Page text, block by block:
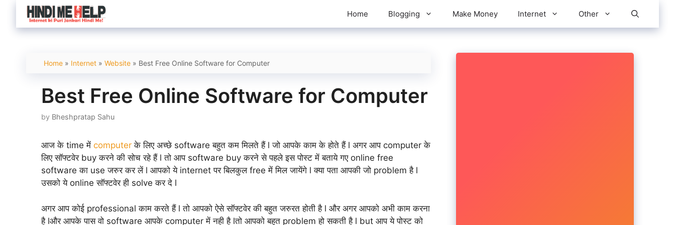
content
Home Blogging Make Money Internet Other
Home » Internet » Website » Best Free Online Software for Computer
Best Free Online Software for Computer
by Bheshpratap Sahu
आज के time में computerके लिए अच्छे software बहुत कम मिलते हैं l जो आपके काम के होते हैं l अगर आप computer के
लिए सॉफ्टवेर buy करने की सोच रहे हैं l तो आप software buy करने से पहले इस पोस्ट में बताये गए online free
software का use जरुर कर लें l आपको ये internet पर बिलकुल free में मिल जायेंगे l क्या पता आपकी जो problem है l
उसको ये online सॉफ्टवेर ही solve कर दे l
अगर आप कोई professional काम करते हैं l तो आपको ऐसे सॉफ्टवेर की बहुत जरुरत होती है l और अगर आपको अभी काम करना
है lऔर आपके पास वो software आपके computer में नही है lतो आपको बहुत problem हो सकती है l but आप ये पोस्ट को